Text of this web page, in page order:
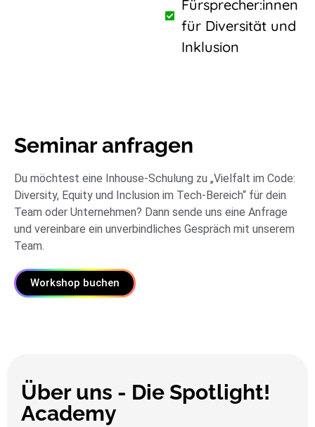
Fürsprecher:innen
für Diversität und
Inklusion
Seminar anfragen
Du möchtest eine Inhouse-Schulung zu „Vielfalt im Code:
Diversity, Equity und Inclusion im Tech-Bereich“ für dein
Team oder Unternehmen? Dann sende uns eine Anfrage
und vereinbare ein unverbindliches Gespräch mit unserem
Team.
Workshop buchen
Über uns - Die Spotlight!
Academy